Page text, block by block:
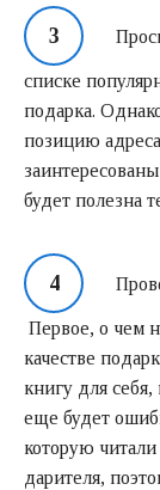
списке
подарка.
позицию
будет полезна
Первое, о чем
качестве
книгу для
еще будет
которую
дарителя,